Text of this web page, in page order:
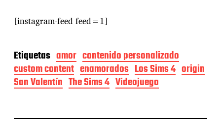
[instagram-feed feed=1]
Etiquetas amor contenido personalizado
custom content enamorados Los Sims 4 origin
San Valentín The Sims 4 Videojuego